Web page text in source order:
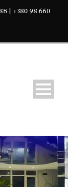
| +380 98 660